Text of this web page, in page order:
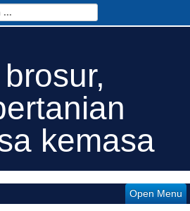
kemasa
Open Menu